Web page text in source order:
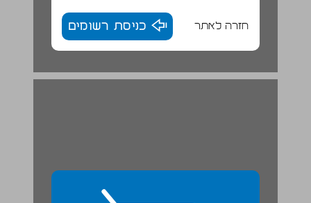
חזרה לאתר כניסת רשומים